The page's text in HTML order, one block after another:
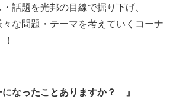
話題を光邦の目線で掘り下げ、
な問題・テーマを考えていくコーナ
なったことありますか？ 』